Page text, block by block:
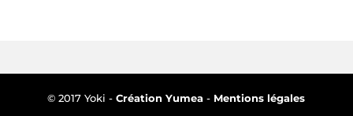
© 2017 Yoki -Création Yumea - Mentions légales